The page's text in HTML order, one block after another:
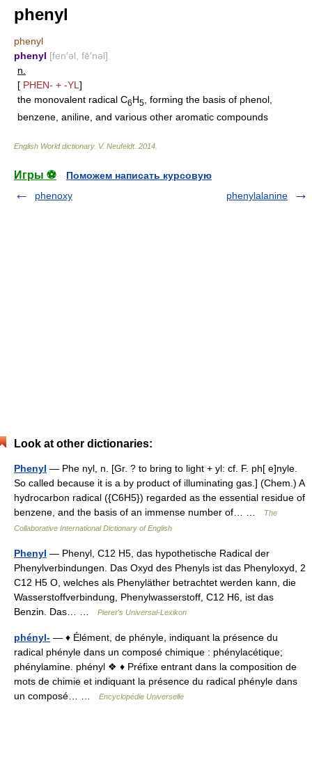
phenyl
phenyl
phenyl [fen′əl, fē′nəl]
n.
[ PHEN- + -YL ]
the monovalent radical C6H5
, forming the basis of phenol,
benzene, aniline, and various other aromatic compounds
English World dictionary. V. Neufeldt. 2014
Игры ⚽
Поможем написать курсовую
phenoxy
phenylalanine
Look at other dictionaries:
Phenyl — Phe nyl, n. [Gr. ? to bring to light + yl: cf. F. ph[ e]nyle.
So called because it is a by product of illuminating gas.] (Chem.) A
hydrocarbon radical ({C6H5}) regarded as the essential residue of
benzene, and the basis of an immense number of… …
The
Collaborative International Dictionary of English
Phenyl — Phenyl, C12 H5, das hypothetische Radical der
Phenylverbindungen. Das Oxyd des Phenyls ist das Phenyloxyd, 2
C12 H5 O, welches als Phenyläther betrachtet werden kann, die
Wasserstoffverbindung, Phenylwasserstoff, C12 H6, ist das
Benzin. Das… …
Pierer's Universal-Lexikon
phényl- — ♦ Élément, de phényle, indiquant la présence du
radical phényle dans un composé chimique : phénylacétique;
phénylamine. phényl ❖ ♦ Préfixe entrant dans la composition de
mots de chimie et indiquant la présence du radical phényle dans
un composé… …
Encyclopédie Universelle